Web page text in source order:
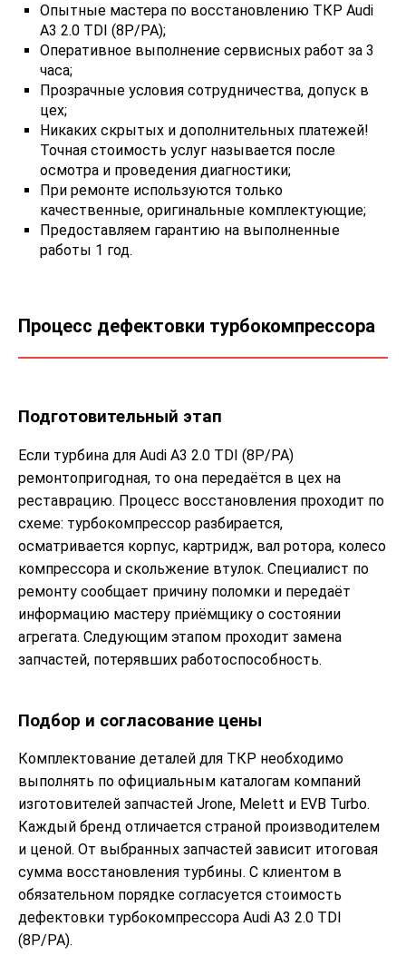
Опытные мастера по восстановлению ТКР Audi
A3 2.0 TDI (8P/PA);
Оперативное выполнение сервисных работ за 3
часа;
Прозрачные условия сотрудничества, допуск в
цех;
Никаких скрытых и дополнительных платежей!
Точная стоимость услуг называется после
осмотра и проведения диагностики;
При ремонте используются только
качественные, оригинальные комплектующие;
Предоставляем гарантию на выполненные
работы 1 год.
Процесс дефектовки турбокомпрессора
Подготовительный этап
Если турбина для Audi A3 2.0 TDI (8P/PA)
ремонтопригодная, то она передаётся в цех на
реставрацию. Процесс восстановления проходит по
схеме: турбокомпрессор разбирается,
осматривается корпус, картридж, вал ротора, колесо
компрессора и скольжение втулок. Специалист по
ремонту сообщает причину поломки и передаёт
информацию мастеру приёмщику о состоянии
агрегата. Следующим этапом проходит замена
запчастей, потерявших работоспособность.
Подбор и согласование цены
Комплектование деталей для ТКР необходимо
выполнять по официальным каталогам компаний
изготовителей запчастей Jrone, Melett и EVB Turbo.
Каждый бренд отличается страной производителем
и ценой. От выбранных запчастей зависит итоговая
сумма восстановления турбины. С клиентом в
обязательном порядке согласуется стоимость
дефектовки турбокомпрессора Audi A3 2.0 TDI
(8P/PA).